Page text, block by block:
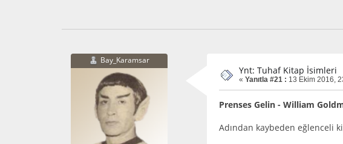
Bay_Karamsar
Ynt: Tuhaf Kitap İsimleri
« Yanıtla #21 : 13 Ekim 2016,
Prenses Gelin - William
Adından kaybeden eğlenceli